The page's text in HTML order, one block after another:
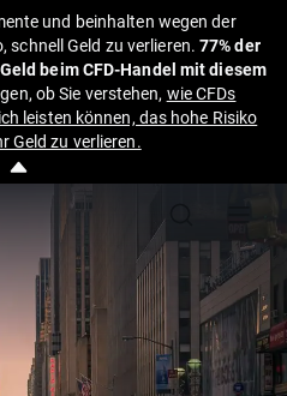
und beinhalten wegen der
schnell Geld zu verlieren.77% der
beim CFD-Handel mit diesem
ob Sie verstehen, wie CFDs
leisten können, das hohe Risiko
Geld zu verlieren.